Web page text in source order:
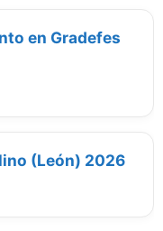
en Gradefes
(León) 2026